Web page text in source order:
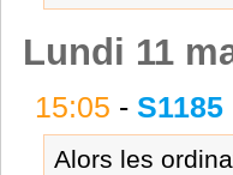
Lundi 11
15:05 -
Alors les